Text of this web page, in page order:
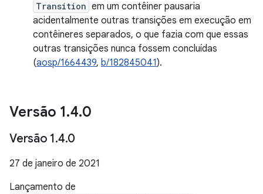
Transition em um contêiner pausaria
acidentalmente outras transições em execução em
contêineres separados, o que fazia com que essas
outras transições nunca fossem concluídas
(aosp/1664439, b/182845041).
Versão 1.4.0
Versão 1.4.0
27 de janeiro de 2021
Lançamento de